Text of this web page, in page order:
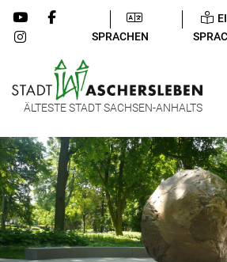
SPRACHEN
ÄLTESTE STADT SACHSEN-ANHALTS